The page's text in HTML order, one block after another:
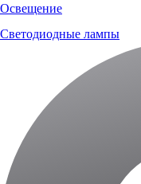
Освещение
Светодиодные лампы